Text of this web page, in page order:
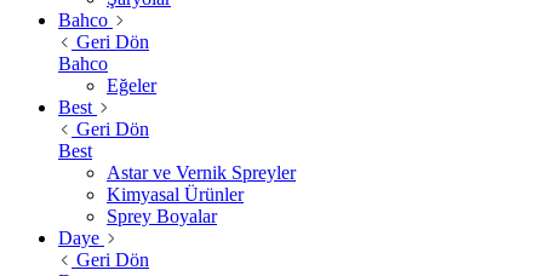
Bahco
Geri Dön
Bahco
Eğeler
Best
Geri Dön
Best
Astar ve Vernik Spreyler
Kimyasal Ürünler
Sprey Boyalar
Daye
Geri Dön